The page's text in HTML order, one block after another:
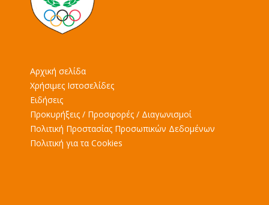
Αρχική σελίδα
Χρήσιμες Ιστοσελίδες
Ειδήσεις
Προκυρήξεις / Προσφορές / Διαγωνισμοί
Πολιτική Προστασίας Προσωπικών Δεδομένων
Πολιτική για τα Cookies